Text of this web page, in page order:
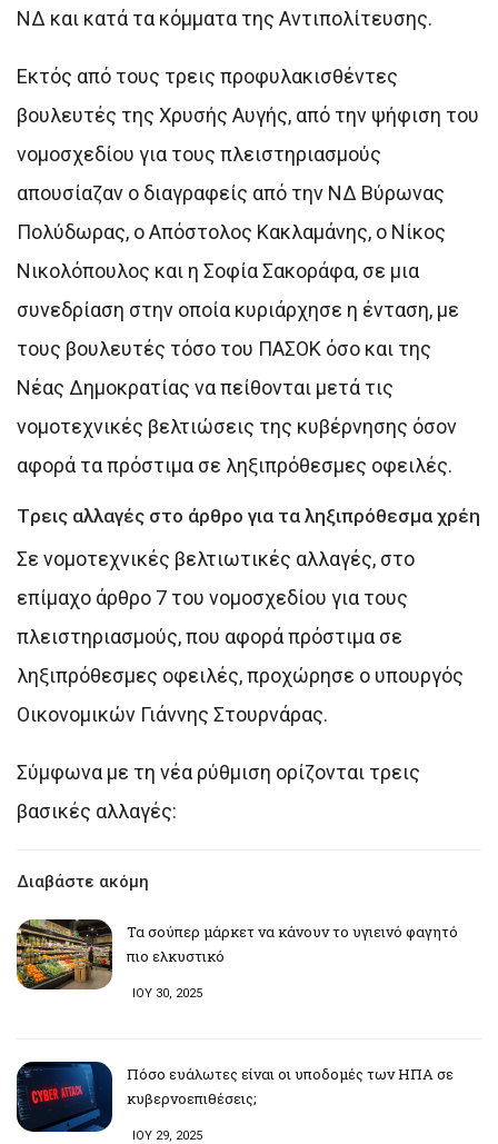
ΝΔ και κατά τα κόμματα της Αντιπολίτευσης.
Εκτός από τους τρεις προφυλακισθέντες
βουλευτές της Χρυσής Αυγής, από την ψήφιση του
νομοσχεδίου για τους πλειστηριασμούς
απουσίαζαν ο διαγραφείς από την ΝΔ Βύρωνας
Πολύδωρας, ο Απόστολος Κακλαμάνης, ο Νίκος
Νικολόπουλος και η Σοφία Σακοράφα, σε μια
συνεδρίαση στην οποία κυριάρχησε η ένταση, με
τους βουλευτές τόσο του ΠΑΣΟΚ όσο και της
Νέας Δημοκρατίας να πείθονται μετά τις
νομοτεχνικές βελτιώσεις της κυβέρνησης όσον
αφορά τα πρόστιμα σε ληξιπρόθεσμες οφειλές.
Tρεις αλλαγές στο άρθρο για τα ληξιπρόθεσμα χρέη
Σε νομοτεχνικές βελτιωτικές αλλαγές, στο
επίμαχο άρθρο 7 του νομοσχεδίου για τους
πλειστηριασμούς, που αφορά πρόστιμα σε
ληξιπρόθεσμες οφειλές, προχώρησε ο υπουργός
Οικονομικών Γιάννης Στουρνάρας.
Σύμφωνα με τη νέα ρύθμιση ορίζονται τρεις
βασικές αλλαγές:
Διαβάστε ακόμη
Τα σούπερ μάρκετ να κάνουν το υγιεινό φαγητό
πιο ελκυστικό
ΙΟΥ 30, 2025
Πόσο ευάλωτες είναι οι υποδομές των ΗΠΑ σε
κυβερνοεπιθέσεις;
ΙΟΥ 29, 2025